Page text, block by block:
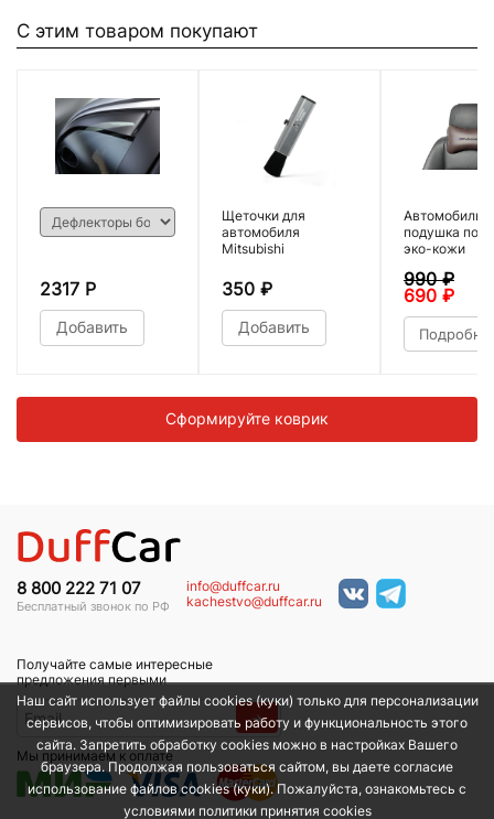
С этим товаром покупают
2317 Р
Добавить
Щеточки для
автомобиля
Mitsubishi
350 ₽
Добавить
подушка под
эко-кожи
990₽
690 ₽
Сформируйте коврик
8 800 222 71 07
Бесплатный звонок по РФ
info@duffcar.ru
kachestvo@duffcar.ru
Получайте самые интересные
предложения первыми
→
Мы принимаем к оплате
Наш сайт использует файлы cookies (куки) только для персонализации
сервисов, чтобы оптимизировать работу и функциональность этого
сайта. Запретить обработку cookies можно в настройках Вашего
браузера. Продолжая пользоваться сайтом, вы даете согласие
использование файлов cookies (куки). Пожалуйста, ознакомьтесь с
условиями политики принятия сookies